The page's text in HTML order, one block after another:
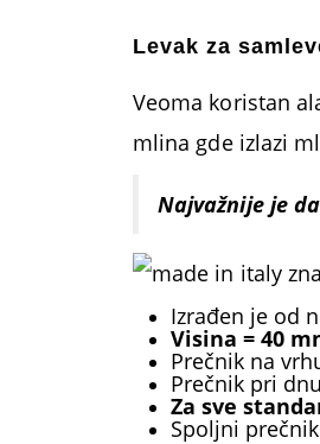
Levak za
Veoma koristan
mlina gde izlazi
Najvažnije je
Izrađen je od
Visina = 40
Prečnik na
Prečnik pri
Za sve
Spoljni